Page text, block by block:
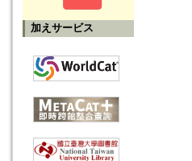
加えサービス